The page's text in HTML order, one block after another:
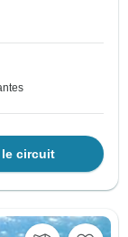
le circuit